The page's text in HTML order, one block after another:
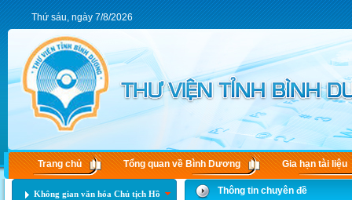
Thứ sáu, ngày 7/8/2026
Trang chủ Tổng quan về Bình Dương Gia hạn tài liệu
Không gian văn hóa Chủ tịch Hồ
Thông tin chuyên đề